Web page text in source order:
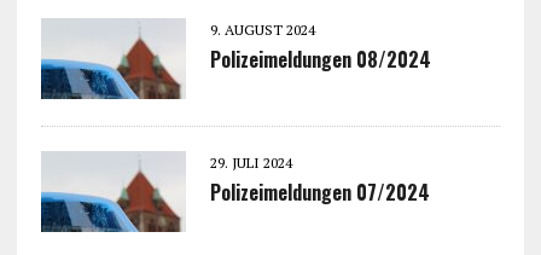
9. AUGUST 2024
Polizeimeldungen 08/2024
29. JULI 2024
Polizeimeldungen 07/2024